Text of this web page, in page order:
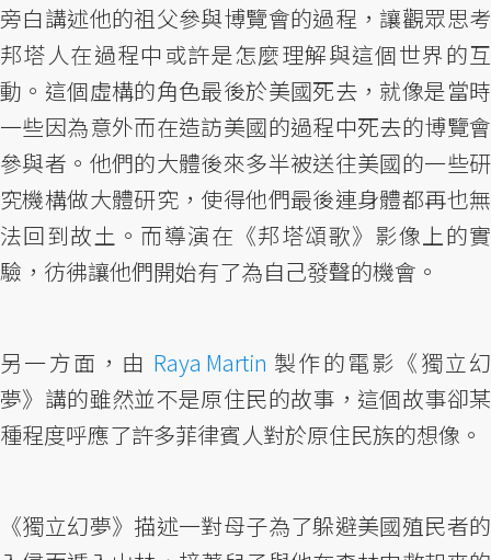
旁白講述他的祖父參與博覽會的過程，讓觀眾思考
邦塔人在過程中或許是怎麼理解與這個世界的互
動。這個虛構的角色最後於美國死去，就像是當時
一些因為意外而在造訪美國的過程中死去的博覽會
參與者。他們的大體後來多半被送往美國的一些研
究機構做大體研究，使得他們最後連身體都再也無
法回到故土。而導演在《邦塔頌歌》影像上的實
驗，彷彿讓他們開始有了為自己發聲的機會。
另一方面，由 Raya Martin 製作的電影《獨立幻
夢》講的雖然並不是原住民的故事，這個故事卻某
種程度呼應了許多菲律賓人對於原住民族的想像。
《獨立幻夢》描述一對母子為了躲避美國殖民者的